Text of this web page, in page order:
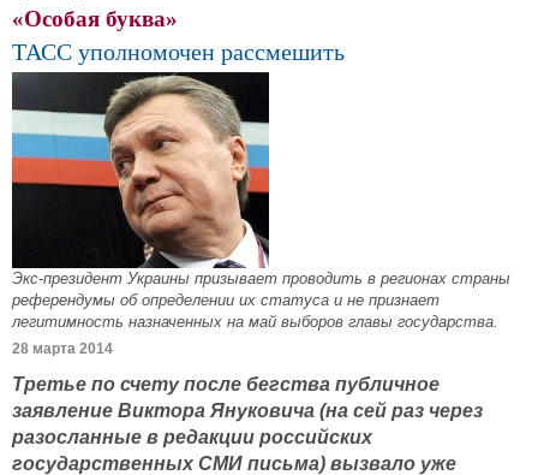
«Особая буква»
ТАСС уполномочен рассмешить
Экс-президент Украины призывает проводить в регионах страны
референдумы об определении их статуса и не признает
легитимность назначенных на май выборов главы государства.
28 марта 2014
Третье по счету после бегства публичное
заявление Виктора Януковича (на сей раз через
разосланные в редакции российских
государственных СМИ письма) вызвало уже